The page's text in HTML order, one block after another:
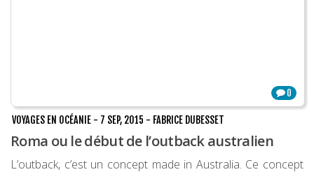
0
VOYAGES EN OCÉANIE - 7 SEP, 2015 - FABRICE DUBESSET
Roma ou le début de l’outback australien
L’outback, c’est un concept made in Australia. Ce concept